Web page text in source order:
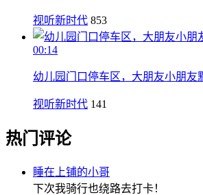
视听新时代 853
00:14
幼儿园门口停车区，大朋友小朋友
视听新时代 141
热门评论
睡在上铺的小哥
下次我骑行也绕路去打卡！